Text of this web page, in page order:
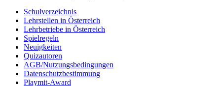
Schulverzeichnis
Lehrstellen in Österreich
Lehrbetriebe in Österreich
Spielregeln
Neuigkeiten
Quizautoren
AGB/Nutzungsbedingungen
Datenschutzbestimmung
Playmit-Award